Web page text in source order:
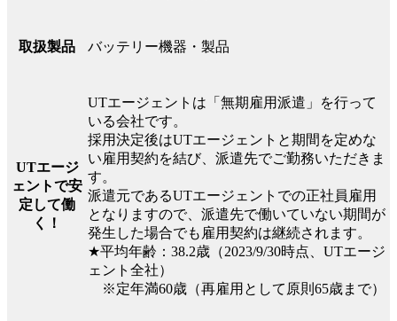
取扱製品 バッテリー機器・製品
UTエージ
ェントで安
定して働
く！
UTエージェントは「無期雇用派遣」を行って
いる会社です。
採用決定後はUTエージェントと期間を定めな
い雇用契約を結び、派遣先でご勤務いただきま
す。
派遣元であるUTエージェントでの正社員雇用
となりますので、派遣先で働いていない期間が
発生した場合でも雇用契約は継続されます。
★平均年齢：38.2歳（2023/9/30時点、UTエージ
ェント全社）
※定年満60歳（再雇用として原則65歳まで）